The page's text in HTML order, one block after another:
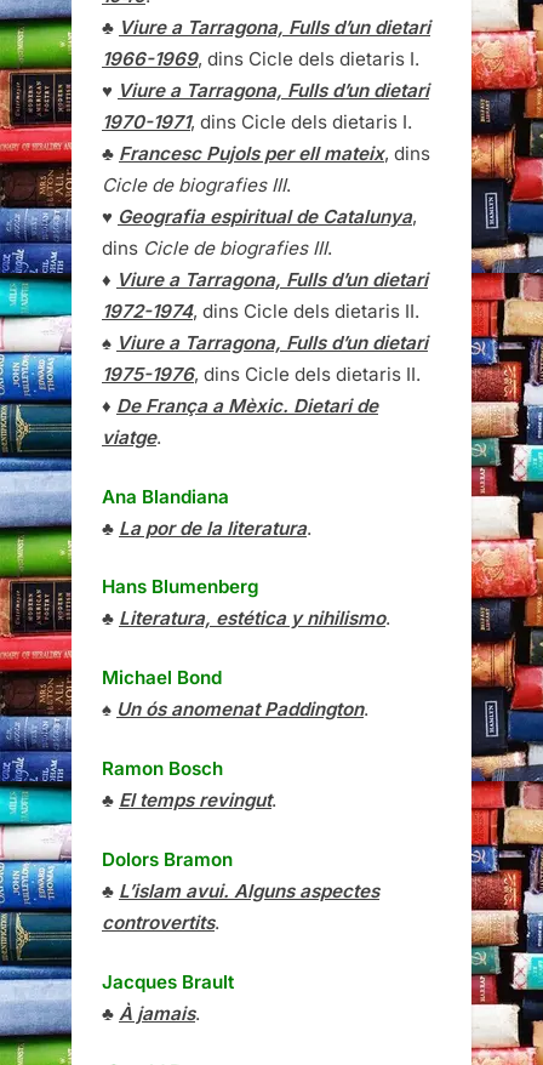
♣ Viure a Tarragona, Fulls d’un dietari
1966-1969, dins Cicle dels dietaris I.
♥ Viure a Tarragona, Fulls d’un dietari
1970-1971, dins Cicle dels dietaris I.
♣ Francesc Pujols per ell mateix, dins
Cicle de biografies III.
♥ Geografia espiritual de Catalunya,
dins Cicle de biografies III.
♦ Viure a Tarragona, Fulls d’un dietari
1972-1974, dins Cicle dels dietaris II.
♠ Viure a Tarragona, Fulls d’un dietari
1975-1976, dins Cicle dels dietaris II.
♦ De França a Mèxic. Dietari de
viatge.
Ana Blandiana
♣ La por de la literatura.
Hans Blumenberg
♣ Literatura, estética y nihilismo.
Michael Bond
♠ Un ós anomenat Paddington.
Ramon Bosch
♣ El temps revingut.
Dolors Bramon
♣ L’islam avui. Alguns aspectes
controvertits.
Jacques Brault
♣ À jamais.